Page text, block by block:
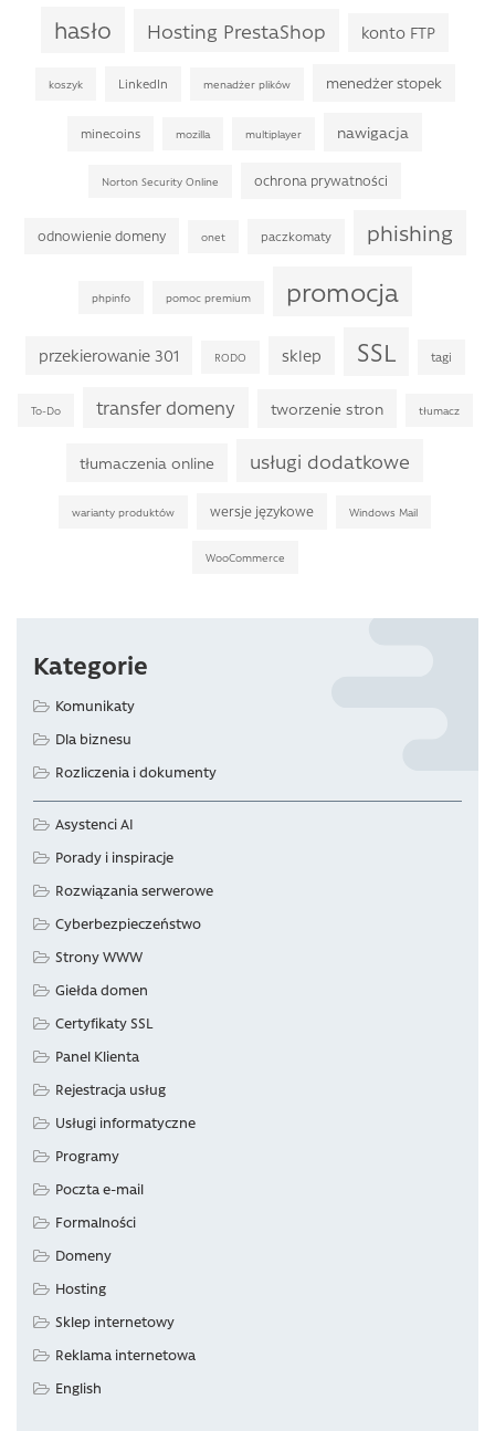
hasło Hosting PrestaShop konto FTP
koszyk LinkedIn menadżer plików menedżer stopek
minecoins mozilla multiplayer nawigacja
Norton Security Online ochrona prywatności
odnowienie domeny onet paczkomaty phishing
phpinfo pomoc premium promocja
przekierowanie 301 RODO sklep SSL tagi
To-Do transfer domeny tworzenie stron tłumacz
tłumaczenia online usługi dodatkowe
warianty produktów wersje językowe Windows Mail
WooCommerce
Kategorie
Komunikaty
Dla biznesu
Rozliczenia i dokumenty
Asystenci AI
Porady i inspiracje
Rozwiązania serwerowe
Cyberbezpieczeństwo
Strony WWW
Giełda domen
Certyfikaty SSL
Panel Klienta
Rejestracja usług
Usługi informatyczne
Programy
Poczta e-mail
Formalności
Domeny
Hosting
Sklep internetowy
Reklama internetowa
English